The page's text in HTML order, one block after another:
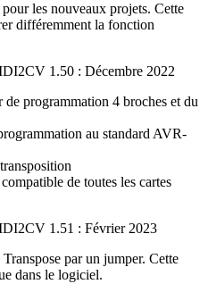
les nouveaux projets. Cette
différemment la fonction
1.50 : Décembre 2022
de programmation 4 broches et du
au standard AVR-
de toutes les cartes
1.51 : Février 2023
par un jumper. Cette
dans le logiciel.